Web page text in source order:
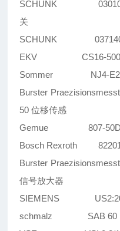
SCHUNK 0301032
关
SCHUNK 0371402
EKV CS16-
Sommer NJ4-
Burster
50 位移传感
Gemue 807-50D-
Bosch Rexroth
Burster
信号放大器
SIEMENS
schmalz SAB 60